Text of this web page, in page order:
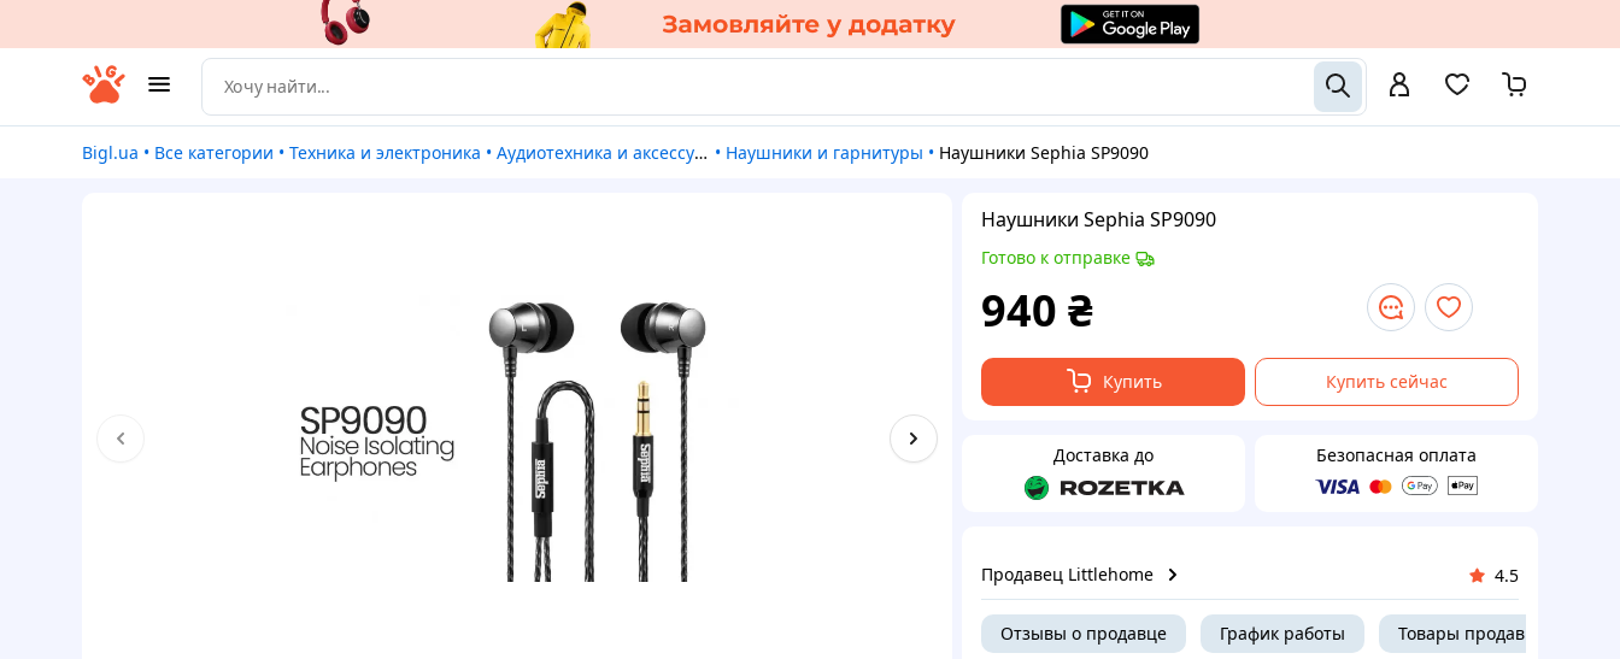
Bigl.ua • Все категории • Техника и электроника • Аудиотехника и аксессуары • Наушники и гарнитуры • Наушники Sephia SP9090
Наушники Sephia SP9090
Готово к отправке
940 ₴
Купить Купить сейчас
Доставка до Безопасная оплата
Продавец Littlehome 4.5
Отзывы о продавце График работы Товары продавца